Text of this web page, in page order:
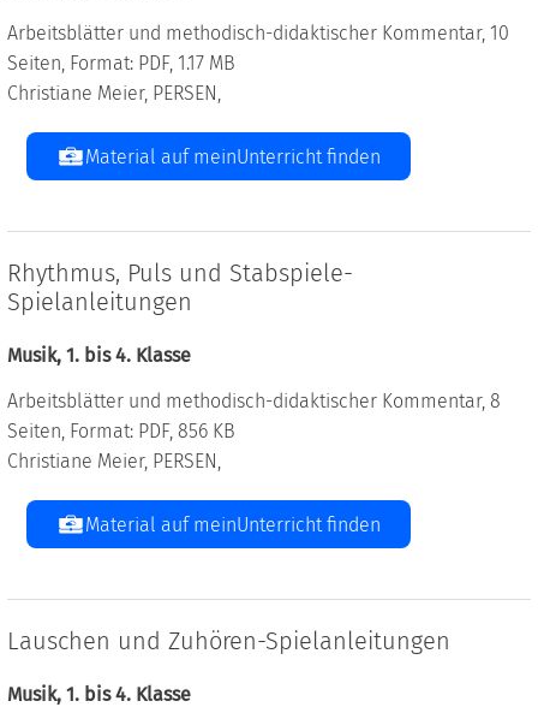
Arbeitsblätter und methodisch-didaktischer Kommentar, 10
Seiten, Format: PDF, 1.17 MB
Christiane Meier, PERSEN,
Material auf meinUnterricht finden
Rhythmus, Puls und Stabspiele-
Spielanleitungen
Musik, 1. bis 4. Klasse
Arbeitsblätter und methodisch-didaktischer Kommentar, 8
Seiten, Format: PDF, 856 KB
Christiane Meier, PERSEN,
Material auf meinUnterricht finden
Lauschen und Zuhören-Spielanleitungen
Musik, 1. bis 4. Klasse